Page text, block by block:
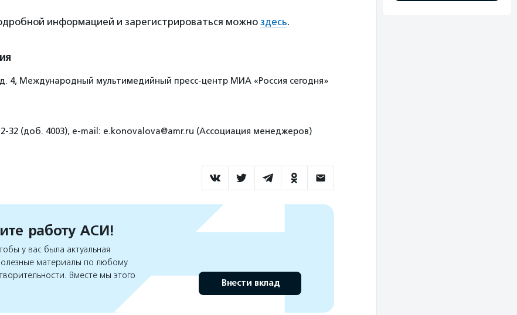
информацией и зарегистрироваться можно здесь.
д. 4, Международный мультимедийный пресс-центр МИА «Россия сегодня»
32 (доб. 4003), е-mail: e.konovalova@amr.ru (Ассоциация менеджеров)
работу АСИ!
у вас была актуальная
материалы по любому
Вместе мы этого
Внести вклад